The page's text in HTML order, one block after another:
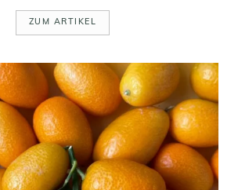
ZUM ARTIKEL